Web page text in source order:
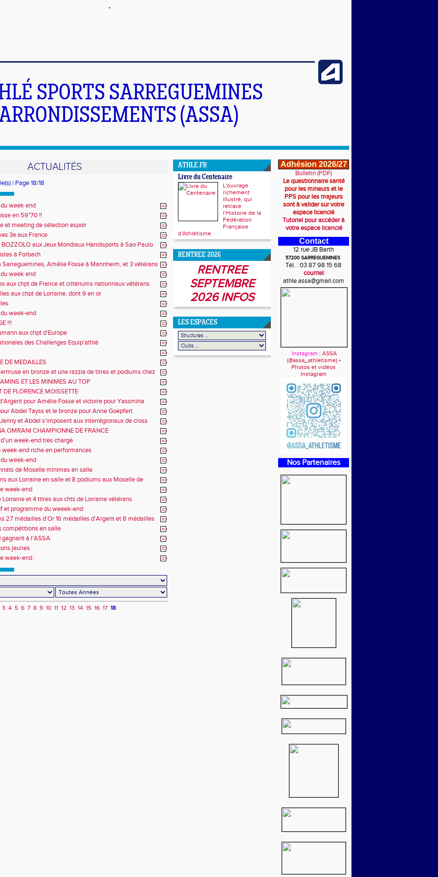
SPORTS SARREGUEMINES
(ASSA)
ACTUALITÉS
| Page 18/18
week end
en 59"70 !!
et meeting de sélection espoir
3e aux France
aux Jeux Mondiaux Handisports à Sao Paulo
à Forbach
Sarreguemines, Amélie Fosse à Mannheim, et 3 vétérans
week end
aux chpt de France et critériums nationnaux vétérans
aux chpt de Lorraine, dont 9 en or
week-end
!!!
aux chpt d'Europe
des Challenges Equip'athlé
DE MEDAILLES
en bronze et une razzia de titres et podiums chez
ET LES MINIMES AU TOP
DE FLORENCE MOISSETTE
pour Amélie Fosse et victoire pour Yassmina
match France Grande-Bretagne Espagne
Abdel Tayss et le bronze pour Anne Goepfert
et Abdel s'imposent aux interrégionaux de cross
OMRANI CHAMPIONNE DE FRANCE
week-end très chargé
week-end riche en performances
week-end
de Moselle minimes en salle
aux Lorraine en salle et 8 podiums aux Moselle de
week-end
Lorraine et 4 titres aux chts de Lorraine vétérans
et programme du weeek-end
27 médailles d'Or 16 médailles d'Argent et 8 médailles
compétitions en salle
gagnant à l'ASSA
jeunes
week-end :
3 4 5 6 7 8 9 10 11 12 13 14 15 16 17 18
ATHLE.FR
Livre du Centenaire
L'ouvrage
richement
illustré, qui
retrace
l’Histoire de la
Fédération
Française
d'Athlétisme.
RENTREE 2026
RENTREE
SEPTEMBRE
2026 INFOS
LES ESPACES
Adhésion 2026/27
Bulletin (PDF)
Le questionnaire santé
pour les mineurs et le
PPS pour les majeurs
sont à valider sur votre
espace licencié
Tutoriel pour accéder à
votre espace licencié
Contact
12 rue JB Barth
57200 SARREGUEMINES
Tél. : 03 87 98 15 68
courriel:
athle.assa@gmail.com
Instagram : ASSA
(@assa_athletisme) •
Photos et vidéos
Instagram
Nos Partenaires